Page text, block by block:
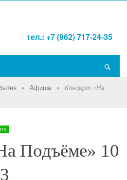
тел.: +7 (962) 717-24-35
» Афиша »
Концерт «На
Подъёме» 10